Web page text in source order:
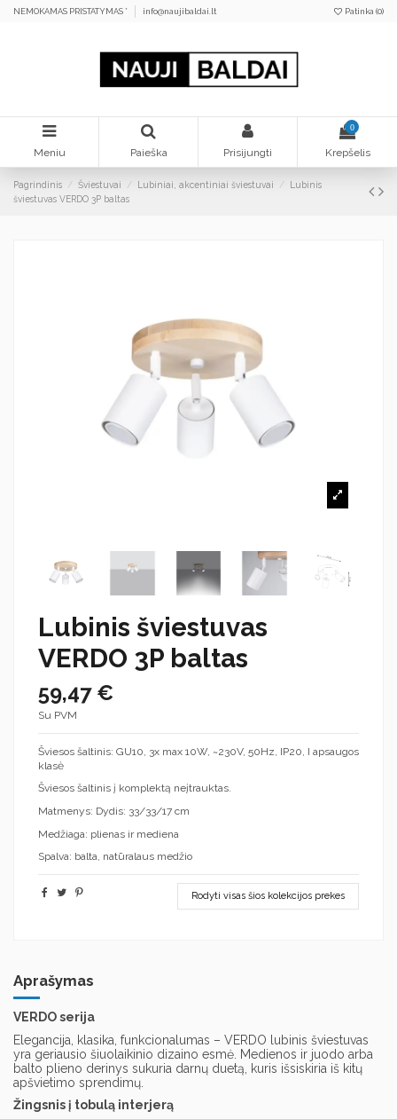
NEMOKAMAS PRISTATYMAS * info@naujibaldai.lt Patinka (0)
Meniu Paieška Prisijungti
0
Krepšelis
Pagrindinis Šviestuvai Lubiniai, akcentiniai šviestuvai
Lubinis
šviestuvas VERDO 3P baltas
Lubinis šviestuvas
VERDO 3P baltas
59,47 €
Su PVM
Šviesos šaltinis: GU10, 3x max 10W, ~230V, 50Hz, IP20, I apsaugos
klasė
Šviesos šaltinis į komplektą neįtrauktas.
Matmenys: Dydis: 33/33/17 cm
Medžiaga: plienas ir mediena
Spalva: balta, natūralaus medžio
Rodyti visas šios kolekcijos prekes
Aprašymas
VERDO serija
Elegancija, klasika, funkcionalumas – VERDO lubinis šviestuvas
yra geriausio šiuolaikinio dizaino esmė. Medienos ir juodo arba
balto plieno derinys sukuria darnų duetą, kuris išsiskiria iš kitų
apšvietimo sprendimų.
Žingsnis į tobulą interjerą